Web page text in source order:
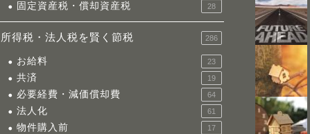
固定資産税・償却資産税 28
所得税・法人税を賢く節税 286
お給料 23
共済 19
必要経費・減価償却費 64
法人化 61
物件購入前 17